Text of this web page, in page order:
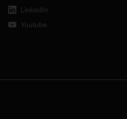
LinkedIn
Youtube